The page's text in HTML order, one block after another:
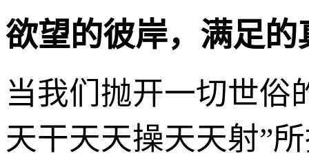
欲望的彼岸，满足的
当我们抛开一切世俗
天干天天操天天射”